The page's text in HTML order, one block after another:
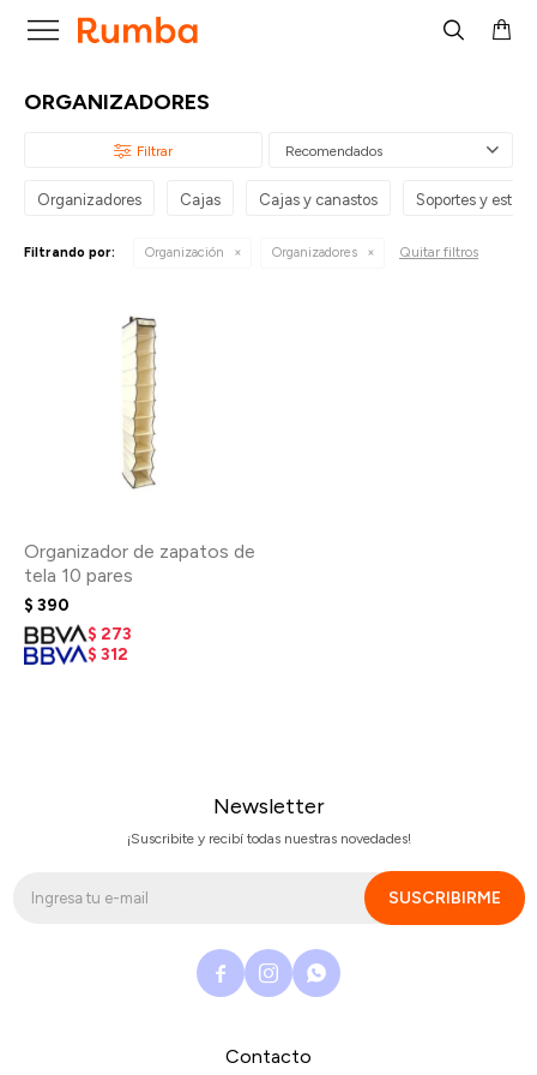

ORGANIZADORES
Recomendados
Organizadores Cajas Cajas y canastos Soportes y
Filtrando por: Organización Organizadores Quitar filtros
Organizador de zapatos de
tela 10 pares
$ 390
$ 273
$ 312
Contacto
Newsletter
¡Suscribite y recibí todas nuestras novedades!
SUSCRIBIRME
  